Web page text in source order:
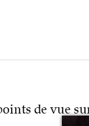
de vue